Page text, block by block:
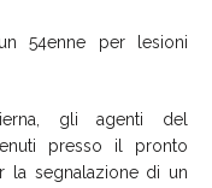
54enne per lesioni
gli agenti del
presso il pronto
la segnalazione di un